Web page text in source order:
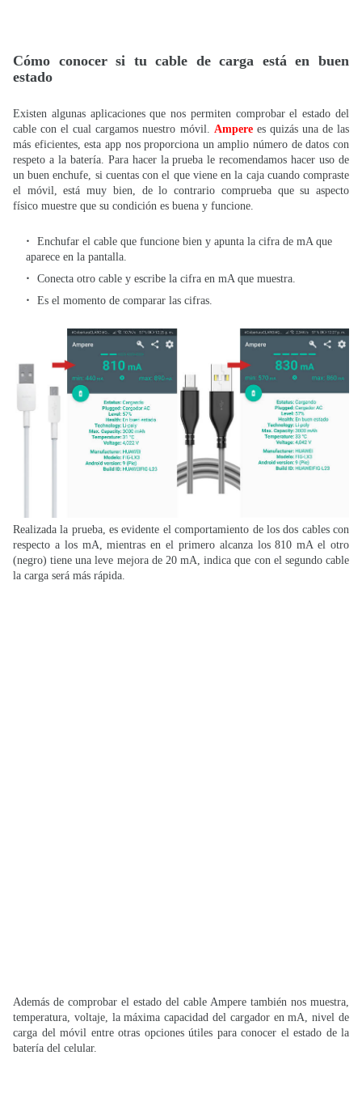
Cómo conocer si tu cable de carga está en buen
estado
Existen algunas aplicaciones que nos permiten comprobar el estado del
cable con el cual cargamos nuestro móvil. Amperees quizás una de las
más eficientes, esta app nos proporciona un amplio número de datos con
respeto a la batería. Para hacer la prueba le recomendamos hacer uso de
un buen enchufe, si cuentas con el que viene en la caja cuando compraste
el móvil, está muy bien, de lo contrario comprueba que su aspecto
físico muestre que su condición es buena y funcione.
Enchufar el cable que funcione bien y apunta la cifra de mA que
aparece en la pantalla.
Conecta otro cable y escribe la cifra en mA que muestra.
Es el momento de comparar las cifras.
Realizada la prueba, es evidente el comportamiento de los dos cables con
respecto a los mA, mientras en el primero alcanza los 810 mA el otro
(negro) tiene una leve mejora de 20 mA, indica que con el segundo cable
la carga será más rápida.
Además de comprobar el estado del cable Ampere también nos muestra,
temperatura, voltaje, la máxima capacidad del cargador en mA, nivel de
carga del móvil entre otras opciones útiles para conocer el estado de la
batería del celular.